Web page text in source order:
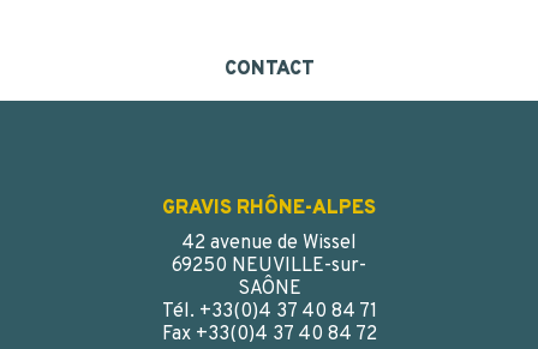
CONTACT
GRAVIS RHÔNE-ALPES
42 avenue de Wissel
69250 NEUVILLE-sur-
SAÔNE
Tél. +33(0)4 37 40 84 71
Fax +33(0)4 37 40 84 72